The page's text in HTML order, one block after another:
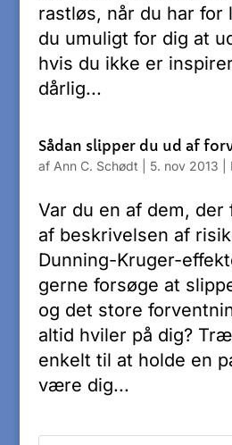
rastløs, når du har for
du umuligt for dig at
hvis du ikke er
dårlig...
Sådan slipper du ud af
af Ann C. Schødt 5. nov 2013
Var du en af dem,
af beskrivelsen af
Dunning-Kruger-
gerne forsøge at
og det store
altid hviler på dig?
enkelt til at holde en
være dig...